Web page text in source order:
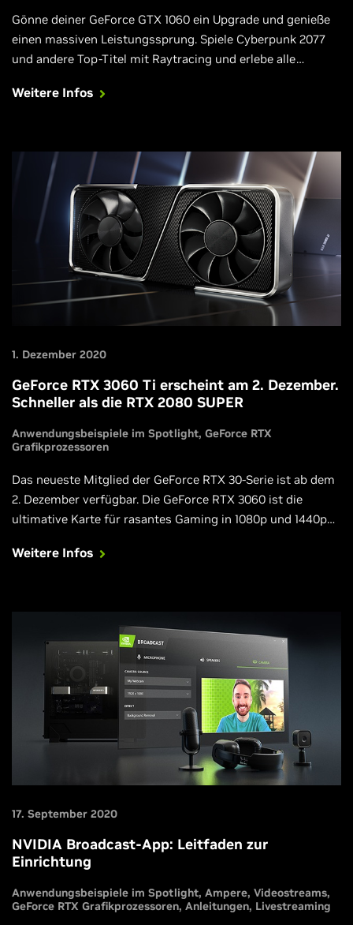
Gönne deiner GeForce GTX 1060 ein Upgrade und genieße
einen massiven Leistungssprung. Spiele Cyberpunk 2077
und andere Top-Titel mit Raytracing und erlebe alle
Architektur.
Weitere Infos
1. Dezember 2020
GeForce RTX 3060 Ti erscheint am 2. Dezember.
Schneller als die RTX 2080 SUPER
Anwendungsbeispiele im Spotlight GeForce RTX
Grafikprozessoren
Das neueste Mitglied der GeForce RTX 30-Serie ist ab dem
2. Dezember verfügbar. Die GeForce RTX 3060 ist die
ultimative Karte für rasantes Gaming in 1080p und 1440p
Schwestermodelle.
Weitere Infos
17. September 2020
NVIDIA Broadcast-App: Leitfaden zur
Einrichtung
Anwendungsbeispiele im Spotlight Ampere Videostreams
GeForce RTX Grafikprozessoren Anleitungen Livestreaming